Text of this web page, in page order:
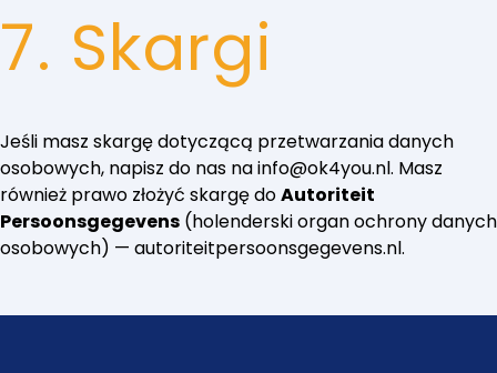
7. Skargi
Jeśli masz skargę dotyczącą przetwarzania danych
osobowych, napisz do nas nainfo@ok4you.nl. Masz
również prawo złożyć skargę doAutoriteit
Persoonsgegevens (holenderski organ ochrony danych
osobowych) — autoriteitpersoonsgegevens.nl.